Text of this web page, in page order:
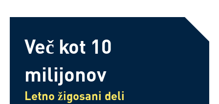
Več kot 10
milijonov
Letno žigosani deli